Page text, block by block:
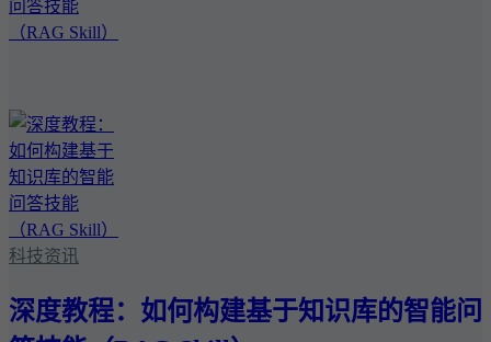
科技资讯
深度教程：如何构建基于知识库的智能问